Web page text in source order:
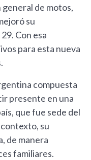
de motos,
su
Con esa
para esta nueva
compuesta
presente en una
que fue sede del
su
de manera
familiares.